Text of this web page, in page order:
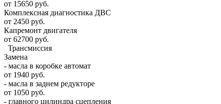
от 15650 руб.
Комплексная диагностика ДВС
от 2450 руб.
Капремонт двигателя
от 62700 руб.
Трансмиссия
Замена
- масла в коробке автомат
от 1940 руб.
- масла в заднем редукторе
от 1050 руб.
- главного цилиндра сцепления